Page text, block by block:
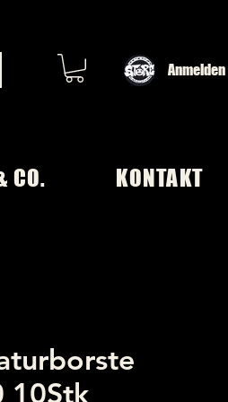
Anmelden
CO. KONTAKT
10Stk